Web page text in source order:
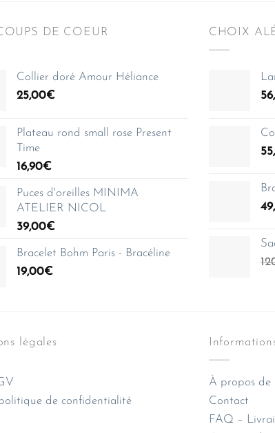
DE COEUR
Collier doré Amour Héliance
25,00€
Plateau rond small rose Present
Time
16,90€
Puces d'oreilles MINIMA
ATELIER NICOL
39,00€
Bracelet Bohm Paris - Bracéline
19,00€
CHOIX
légales
de confidentialité
À propos de
Contact
FAQ –